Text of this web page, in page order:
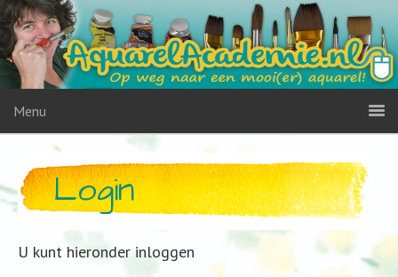
Menu
Login
U kunt hieronder inloggen